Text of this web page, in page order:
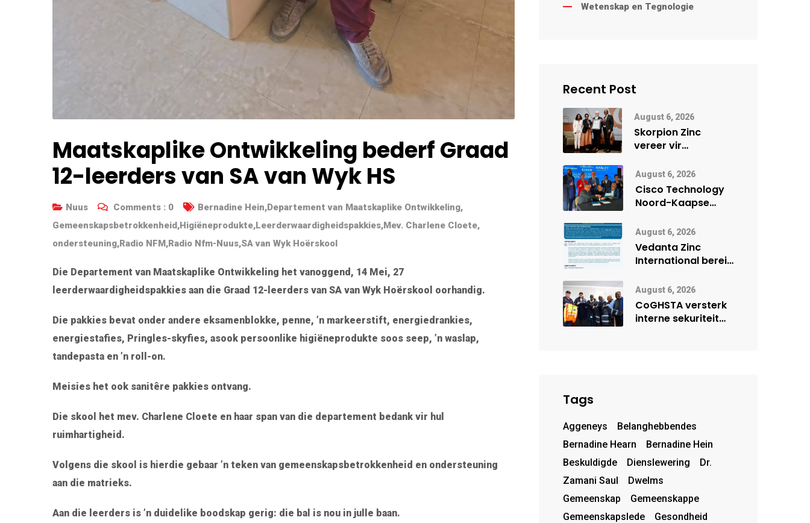
Maatskaplike Ontwikkeling bederf Graad
12-leerders van SA van Wyk HS
Nuus Comments : 0 Bernadine Hein,Departement van Maatskaplike Ontwikkeling,
Gemeenskapsbetrokkenheid,Higiëneprodukte,Leerderwaardigheidspakkies,Mev. Charlene Cloete,
ondersteuning,Radio NFM,Radio Nfm-Nuus,SA van Wyk Hoërskool
Die Departement van Maatskaplike Ontwikkeling het vanoggend, 14 Mei, 27
leerderwaardigheidspakkies aan die Graad 12-leerders van SA van Wyk Hoërskool oorhandig.
Die pakkies bevat onder andere eksamenblokke, penne, ’n markeerstift, energiedrankies,
energiestafies, Pringles-skyfies, asook persoonlike higiëneprodukte soos seep, ’n waslap,
tandepasta en ’n roll-on.
Meisies het ook sanitêre pakkies ontvang.
Die skool het mev. Charlene Cloete en haar span van die departement bedank vir hul
ruimhartigheid.
Volgens die skool is hierdie gebaar ’n teken van gemeenskapsbetrokkenheid en ondersteuning
aan die matrieks.
Aan die leerders is ’n duidelike boodskap gerig: die bal is nou in julle baan.
Wetenskap en Tegnologie
Recent Post
August 6, 2026
Skorpion Zinc
vereer vir
veiligheidsprestasie
by Namibië Mynbou
Ekspo
August 6, 2026
Cisco Technology
Noord-Kaapse
digitale toekoms
deur Cisco-
vennootskap
August 6, 2026
Vedanta Zinc
International berei
vir moontlike
herbegin
August 6, 2026
CoGHSTA versterk
interne sekuriteit
Tags
Aggeneys
Belanghebbendes
Bernadine Hearn
Bernadine Hein
Beskuldigde
Dienslewering
Dr.
Zamani Saul
Dwelms
Gemeenskap
Gemeenskappe
Gemeenskapslede
Gesondheid